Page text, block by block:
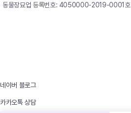
동물장묘업 등록번호: 4050000-2019-0001호
네이버 블로그
카카오톡 상담